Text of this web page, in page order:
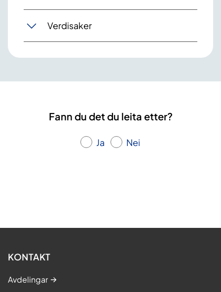
Verdisaker
Fann du det du leita etter?
Ja Nei
KONTAKT
Avdelingar